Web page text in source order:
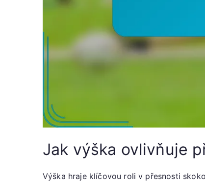
Jak výška ovlivňuje
Výška hraje klíčovou roli v přesnosti